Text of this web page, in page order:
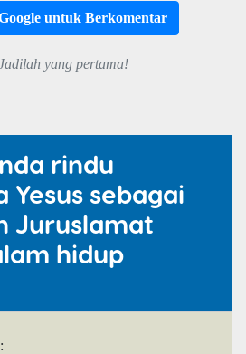
untuk Berkomentar
yang pertama!
rindu
Yesus sebagai
Juruslamat
hidup